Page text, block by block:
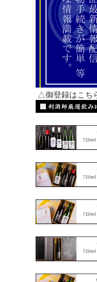
△御登録はこち